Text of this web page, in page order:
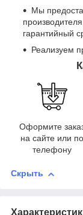
Мы
гарантийный
Реализуем
Оформите
на сайте или по
телефону
Скрыть